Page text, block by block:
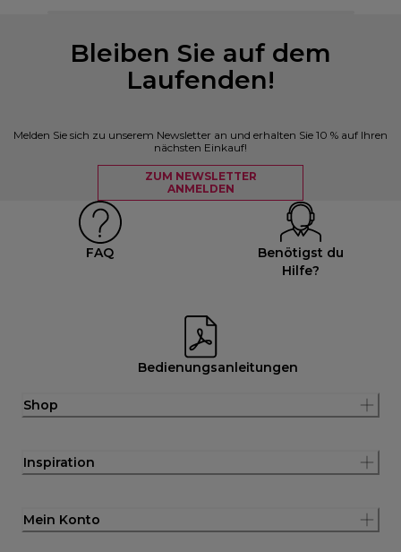
Bleiben Sie auf dem
Laufenden!
Melden Sie sich zu unserem Newsletter an und erhalten Sie 10 % auf Ihren
nächsten Einkauf!
ZUM NEWSLETTER
ANMELDEN
FAQ
Benötigst du
Hilfe?
Bedienungsanleitungen
Shop
Inspiration
Mein Konto